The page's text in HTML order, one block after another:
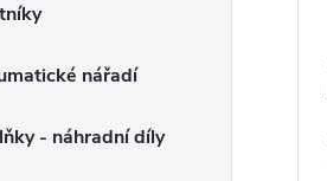
nářadí
- náhradní díly
13ks Sada diamantových
4 453 Kč bez DPH